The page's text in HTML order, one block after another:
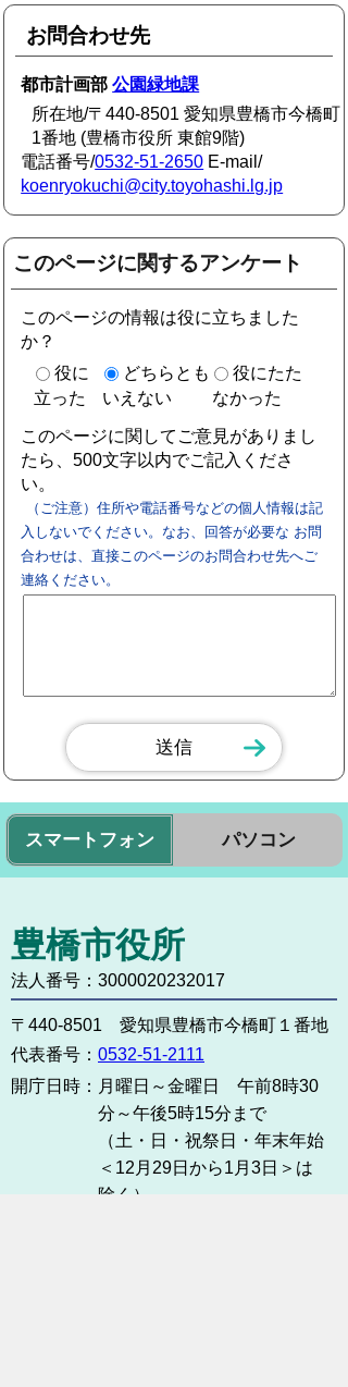
お問合わせ先
都市計画部公園緑地課
所在地/〒440-8501 愛知県豊橋市今橋町
1番地 (豊橋市役所 東館9階)
電話番号/0532-51-2650 E-mail/
koenryokuchi@city.toyohashi.lg.jp
このページに関するアンケート
このページの情報は役に立ちました
か？
役に
立った
どちらとも
いえない
役にたた
なかった
このページに関してご意見がありまし
たら、500文字以内でご記入くださ
い。
（ご注意）住所や電話番号などの個人情報は記
入しないでください。なお、回答が必要な お問
合わせは、直接このページのお問合わせ先へご
連絡ください。
スマートフォン パソコン
豊橋市役所
法人番号：3000020232017
〒440-8501 愛知県豊橋市今橋町１番地
代表番号： 0532-51-2111
開庁日時： 月曜日～金曜日 午前8時30
分～午後5時15分まで
（土・日・祝祭日・年末年始
＜12月29日から1月3日＞は
除く）